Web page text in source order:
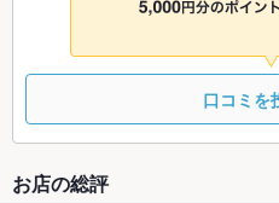
口コミを
お店の総評